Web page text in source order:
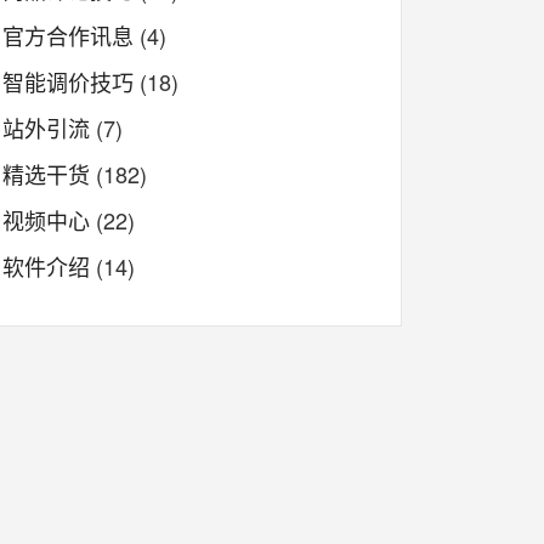
官方合作讯息 (4)
智能调价技巧 (18)
站外引流 (7)
精选干货 (182)
视频中心 (22)
软件介绍 (14)